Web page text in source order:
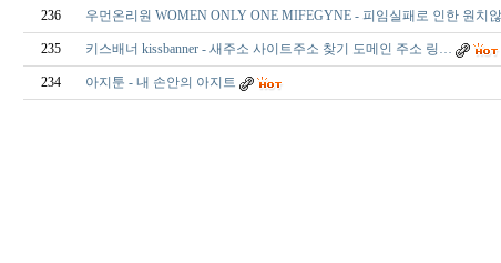
236 우먼온리원 WOMEN ONLY ONE MIFEGYNE - 피임실패로 인한 원치
235 키스배너 kissbanner - 새주소 사이트주소 찾기 도메인 주소 링…
234 아지툰 - 내 손안의 아지트